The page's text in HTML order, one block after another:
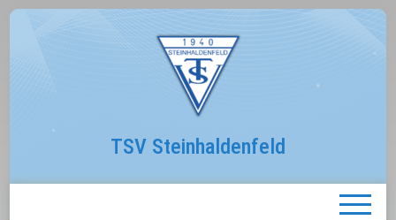
TSV Steinhaldenfeld